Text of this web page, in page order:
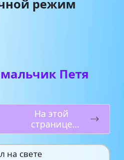
режим
Петя
На этой
странице
странные
птицы
на свете